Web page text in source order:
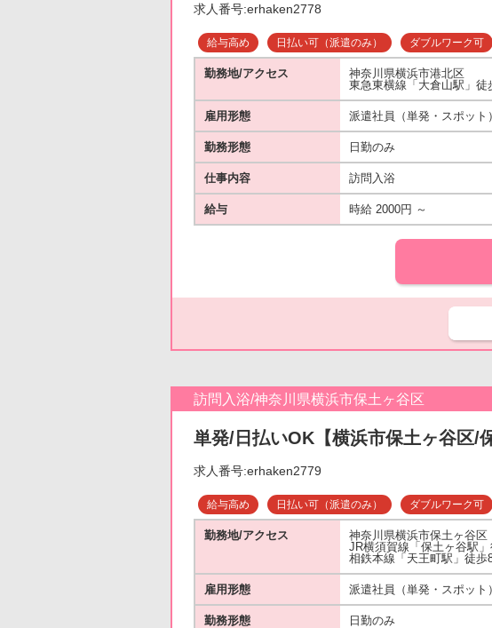
求人番号:erhaken2778
給与高め 日払い可（派遣のみ） ダブルワーク可
勤務地/アクセス
神奈川県横浜市港北区
東急東横線「大倉山駅」徒
雇用形態 派遣社員（単発・スポット）
勤務形態 日勤のみ
仕事内容 訪問入浴
給与 時給 2000円 ～
訪問入浴/神奈川県横浜市保土ヶ谷区
単発/日払いOK【横浜市保土ヶ谷
求人番号:erhaken2779
給与高め 日払い可（派遣のみ） ダブルワーク可
勤務地/アクセス
神奈川県横浜市保土ヶ谷区
JR横須賀線「保土ヶ谷駅
相鉄本線「天王町駅」徒歩
雇用形態 派遣社員（単発・スポット）
勤務形態 日勤のみ